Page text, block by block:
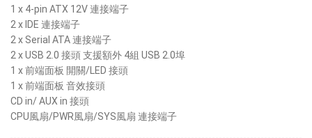
1 x 4-pin ATX 12V 連接端子
2 x IDE 連接端子
2 x Serial ATA 連接端子
2 x USB 2.0 接頭 支援額外 4組 USB 2.0埠
1 x 前端面板 開關/LED 接頭
1 x 前端面板 音效接頭
CD in/ AUX in 接頭
CPU風扇/PWR風扇/SYS風扇 連接端子